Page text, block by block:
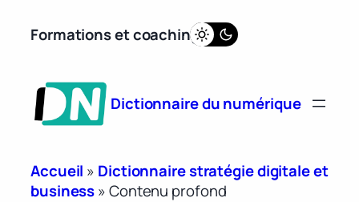
Formations et coaching
Dictionnaire du numérique
Accueil » Dictionnaire stratégie digitale et
business»Contenu profond